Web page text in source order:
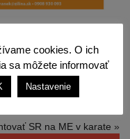
SR na ME v karate »
cookies. O ich
sa môžete informovať
Nastavenie